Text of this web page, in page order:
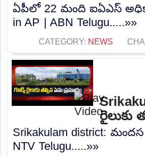
ఏపీలో 22 మంది ఐఏఎస్‌
in AP | ABN Telugu.....»»
CATEGORY: NEWS
రైలుకు
Srikakulam district:
NTV Telugu.....»»